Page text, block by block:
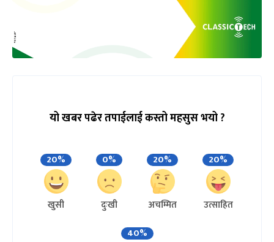
यो खबर पढेर तपाईलाई कस्तो महसुस भयो ?
20%
खुसी
0%
दुःखी
20%
अचम्मित
20%
उत्साहित
40%